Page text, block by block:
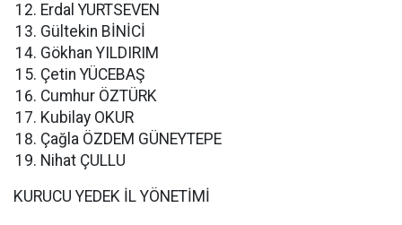
Erdal YURTSEVEN
Gültekin BİNİCİ
Gökhan YILDIRIM
Çetin YÜCEBAŞ
Cumhur ÖZTÜRK
Kubilay OKUR
Çağla ÖZDEM GÜNEYTEPE
Nihat ÇULLU
KURUCU YEDEK İL YÖNETİMİ